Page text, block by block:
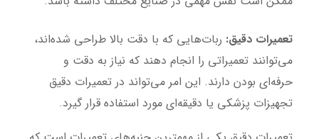
تعمیرات دقیق: ربات‌هایی که با دقت بالا طراحی شده‌اند،
می‌توانند تعمیراتی را انجام دهند که نیاز به دقت و
حرفه‌ای بودن دارند. این امر می‌تواند در تعمیرات دقیق
تجهیزات پزشکی یا دقیقه‌ای مورد استفاده قرار گیرد.